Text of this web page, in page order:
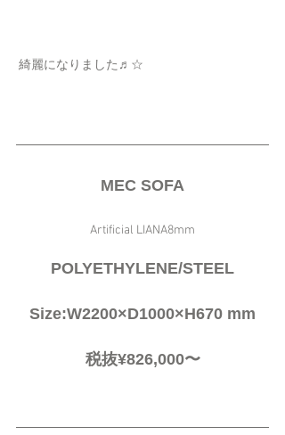
綺麗になりました♬☆
MEC SOFA
Artificial LIANA8mm
POLYETHYLENE/STEEL
Size:W2200×D1000×H670 mm
税抜¥826,000〜